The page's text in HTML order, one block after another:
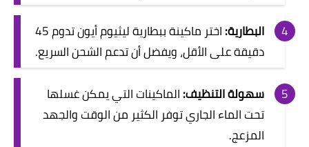
البطارية:
اختر ماكينة ببطارية ليثيوم أيون تدوم 45
دقيقة على الأقل، ويفضل أن تدعم الشحن السريع.
سهولة التنظيف:الماكينات التي يمكن غسلها
تحت الماء الجاري توفر الكثير من الوقت والجهد
المزعج.